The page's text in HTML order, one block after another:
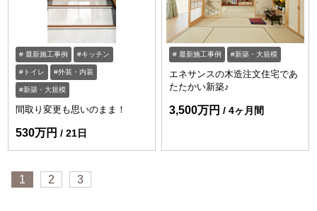
最新施工事例 キッチン
トイレ 外装・内装
新築・大規模
間取り変更も思いのまま！
530万円 21日
最新施工事例 新築・大規模
エネサンスの木造注文住宅であ
たたかい新築♪
3,500万円 4ヶ月間
1 2 3